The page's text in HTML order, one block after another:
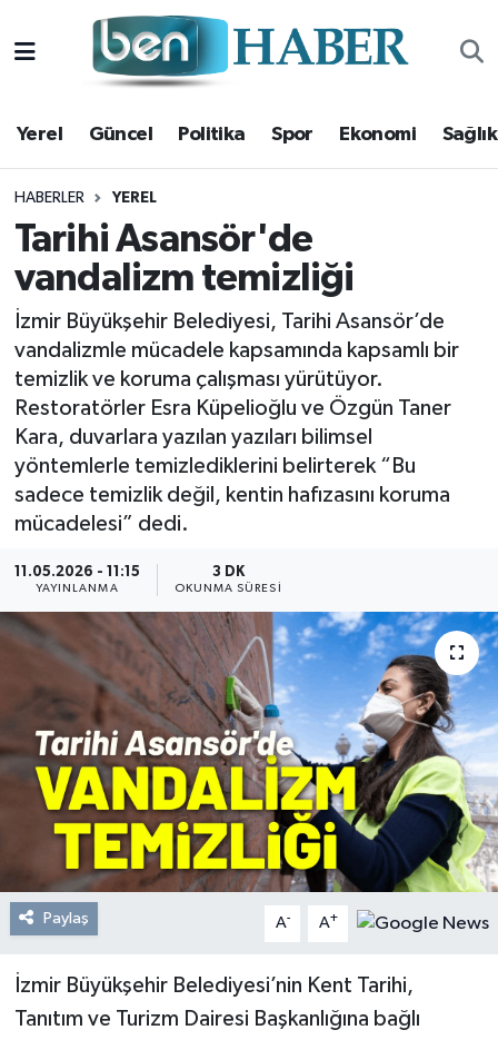
Yerel Güncel Politika Spor Ekonomi Sağlık
HABERLER YEREL
Tarihi Asansör'de
vandalizm temizliği
İzmir Büyükşehir Belediyesi, Tarihi Asansör’de
vandalizmle mücadele kapsamında kapsamlı bir
temizlik ve koruma çalışması yürütüyor.
Restoratörler Esra Küpelioğlu ve Özgün Taner
Kara, duvarlara yazılan yazıları bilimsel
yöntemlerle temizlediklerini belirterek “Bu
sadece temizlik değil, kentin hafızasını koruma
mücadelesi” dedi.
11.05.2026 - 11:15
YAYINLANMA
3 DK
OKUNMA SÜRESI
Paylaş A- A+
İzmir Büyükşehir Belediyesi’nin Kent Tarihi,
Tanıtım ve Turizm Dairesi Başkanlığına bağlı
Yerel
Güncel
Politika
Spor
Ekonomi
Sağlık
Magazin
Röportajlar
Hava Durumu
Trafik Durumu
Süper Lig Puan Durumu ve Fikstür
Tüm Manşetler
Son Dakika Haberleri
Haber Arşivi